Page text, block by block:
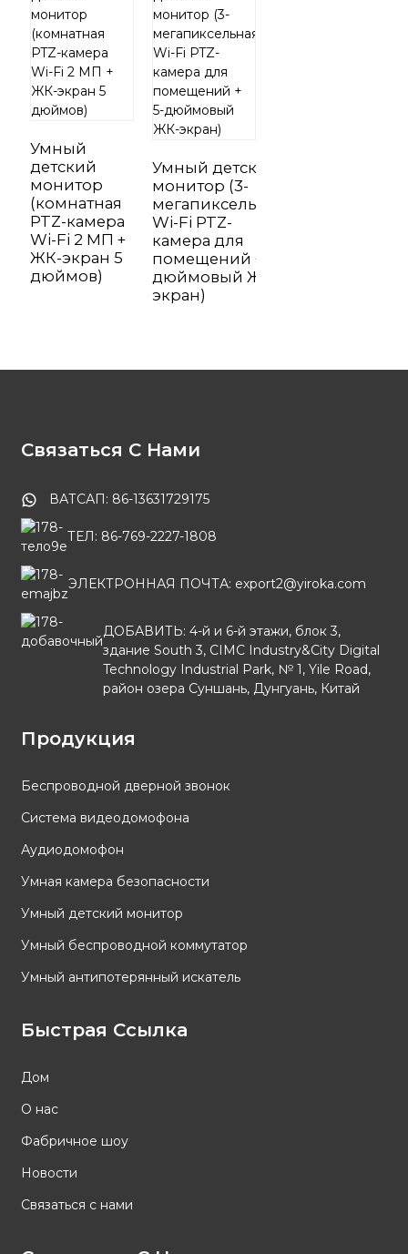
Умный
детский
монитор
(комнатная
PTZ-камера
Wi-Fi 2 МП +
ЖК-экран 5
дюймов)
Умный детский
монитор (3-
мегапиксельная
Wi-Fi PTZ-
камера для
помещений + 5-
дюймовый ЖК-
экран)
Связаться С Нами
ВАТСАП: 86-13631729175
ТЕЛ: 86-769-2227-1808
ЭЛЕКТРОННАЯ ПОЧТА: export2@yiroka.com
ДОБАВИТЬ: 4-й и 6-й этажи, блок 3,
здание South 3, CIMC Industry&City Digital
Technology Industrial Park, № 1, Yile Road,
район озера Суншань, Дунгуань, Китай
Продукция
Беспроводной дверной звонок
Система видеодомофона
Аудиодомофон
Умная камера безопасности
Умный детский монитор
Умный беспроводной коммутатор
Умный антипотерянный искатель
Быстрая Ссылка
Дом
О нас
Фабричное шоу
Новости
Связаться с нами